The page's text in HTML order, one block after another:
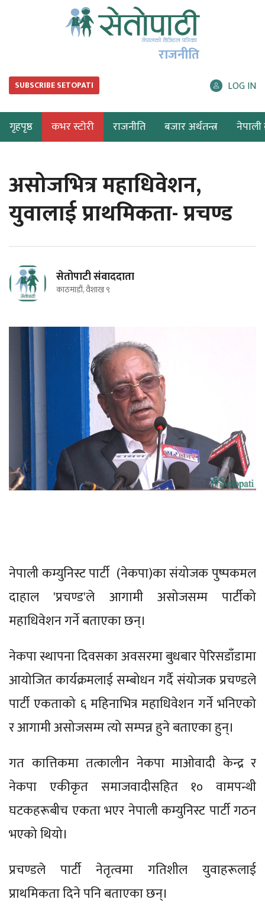
राजनीति
SUBSCRIBE SETOPATI LOG IN
गृहपृष्ठ कभर स्टोरी राजनीति बजार अर्थतन्त्र नेपाली
असोजभित्र महाधिवेशन,
युवालाई प्राथमिकता- प्रचण्ड
सेतोपाटी संवाददाता
काठमाडौं, वैशाख ९
नेपाली कम्युनिस्ट पार्टी (नेकपा)का संयोजक पुष्पकमल
दाहाल 'प्रचण्ड'ले आगामी असोजसम्म पार्टीको
महाधिवेशन गर्ने बताएका छन्।
नेकपा स्थापना दिवसका अवसरमा बुधबार पेरिसडाँडामा
आयोजित कार्यक्रमलाई सम्बोधन गर्दै संयोजक प्रचण्डले
पार्टी एकताको ६ महिनाभित्र महाधिवेशन गर्ने भनिएको
र आगामी असोजसम्म त्यो सम्पन्न हुने बताएका हुन्।
गत कात्तिकमा तत्कालीन नेकपा माओवादी केन्द्र र
नेकपा एकीकृत समाजवादीसहित १० वामपन्थी
घटकहरूबीच एकता भएर नेपाली कम्युनिस्ट पार्टी गठन
भएको थियो।
प्रचण्डले पार्टी नेतृत्वमा गतिशील युवाहरूलाई
प्राथमिकता दिने पनि बताएका छन्।